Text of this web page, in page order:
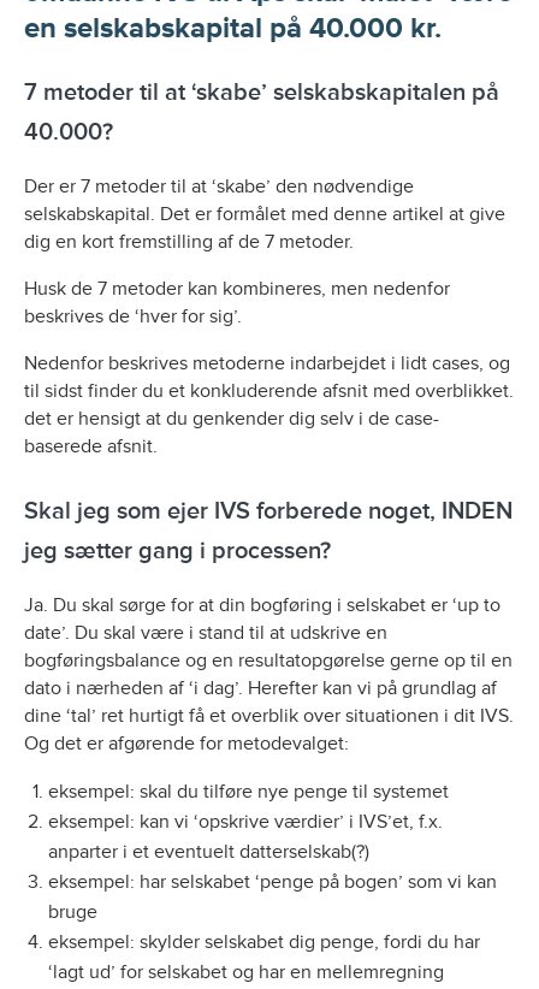
en selskabskapital på 40.000 kr.
7 metoder til at ‘skabe’ selskabskapitalen på
40.000?
Der er 7 metoder til at ‘skabe’ den nødvendige
selskabskapital. Det er formålet med denne artikel at give
dig en kort fremstilling af de 7 metoder.
Husk de 7 metoder kan kombineres, men nedenfor
beskrives de ‘hver for sig’.
Nedenfor beskrives metoderne indarbejdet i lidt cases, og
til sidst finder du et konkluderende afsnit med overblikket.
det er hensigt at du genkender dig selv i de case-
baserede afsnit.
Skal jeg som ejer IVS forberede noget, INDEN
jeg sætter gang i processen?
Ja. Du skal sørge for at din bogføring i selskabet er ‘up to
date’. Du skal være i stand til at udskrive en
bogføringsbalance og en resultatopgørelse gerne op til en
dato i nærheden af ‘i dag’. Herefter kan vi på grundlag af
dine ‘tal’ ret hurtigt få et overblik over situationen i dit IVS.
Og det er afgørende for metodevalget:
eksempel: skal du tilføre nye penge til systemet
eksempel: kan vi ‘opskrive værdier’ i IVS’et, f.x.
anparter i et eventuelt datterselskab(?)
eksempel: har selskabet ‘penge på bogen’ som vi kan
bruge
eksempel: skylder selskabet dig penge, fordi du har
‘lagt ud’ for selskabet og har en mellemregning